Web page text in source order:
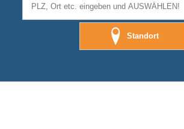
Standort